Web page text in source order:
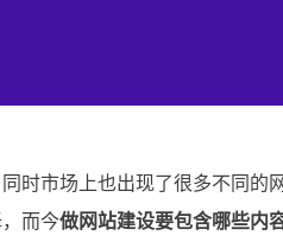
市场上也出现了很多不同的
而今做网站建设要包含哪些内